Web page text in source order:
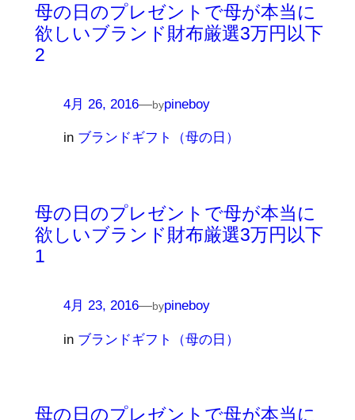
母の日のプレゼントで母が本当に
欲しいブランド財布厳選3万円以下
2
4月 26, 2016—bypineboy
in ブランドギフト（母の日）
母の日のプレゼントで母が本当に
欲しいブランド財布厳選3万円以下
1
4月 23, 2016—bypineboy
in ブランドギフト（母の日）
母の日のプレゼントで母が本当に